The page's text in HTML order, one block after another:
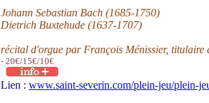
Johann Sebastian Bach (1685-1750)
Dietrich Buxtehude (1637-1707)
récital d'orgue par François Ménissier, titulaire
- 20€/15€/10€
Lien : www.saint-severin.com/plein-jeu/plein-